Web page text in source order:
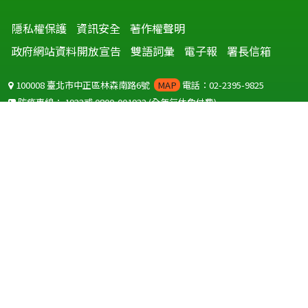
隱私權保護 資訊安全 著作權聲明
政府網站資料開放宣告
雙語詞彙 電子報 署長信箱
100008 臺北市中正區林森南路6號 MAP 電話：02-2395-9825
防疫專線：1922或0800-001922(全年無休免付費)